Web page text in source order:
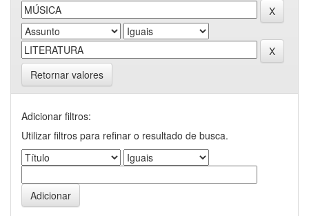
Retornar valores
Adicionar filtros:
Utilizar filtros para refinar o resultado de busca.